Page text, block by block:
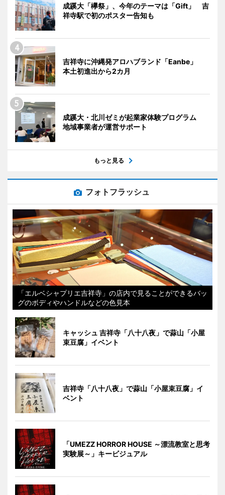
成蹊大「欅祭」、今年のテーマは「Gift」 吉
祥寺駅で初のポスター告知も
吉祥寺に沖縄発アロハブランド「Eanbe」
本土初進出から2カ月
成蹊大・北川ゼミが起業家体験プログラム
地域事業者が運営サポート
もっと見る
フォトフラッシュ
「エルベシャプリエ吉祥寺」の店内で見ることができるバッ
グのボディやハンドルなどの色見本
キャッシュ 吉祥寺「八十八夜」で蒜山「小屋
束豆腐」イベント
吉祥寺「八十八夜」で蒜山「小屋束豆腐」イ
ベント
「UMEZZ HORROR HOUSE ～漂流教室と思考
実験展～」キービジュアル